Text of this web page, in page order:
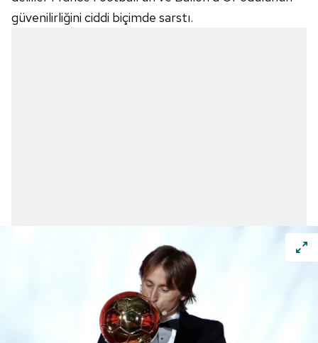
güvenilirliğini ciddi biçimde sarstı.